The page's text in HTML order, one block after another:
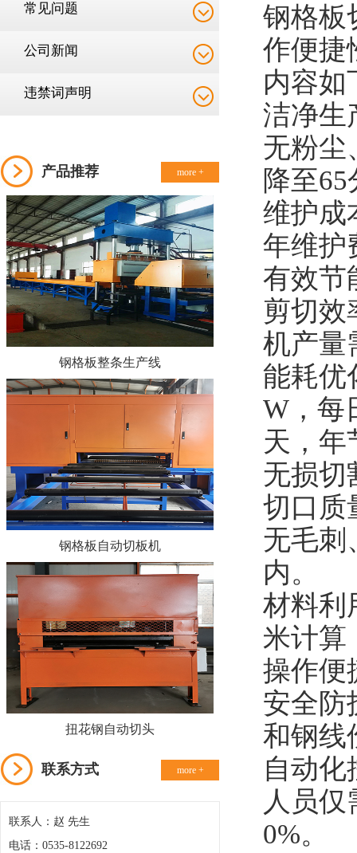
常见问题
公司新闻
违禁词声明
产品推荐 more +
钢格板整条生产线
钢格板自动切板机
扭花钢自动切头
联系方式 more +
联系人：赵 先生
电话：0535-8122692
钢格板
作便捷
内容如
洁净生
无粉尘
降至
维护成
年维护
有效节
剪切效
机产量
能耗优
W，每
天，年
无损切
切口质
无毛刺
内。
材料利
米计算
操作便
安全防
和钢线
自动化
人员
0%。